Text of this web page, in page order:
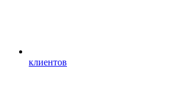
клиентов